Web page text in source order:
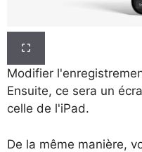
Modifier
Ensuite, ce sera un
celle de l'iPad.
De la même manière,